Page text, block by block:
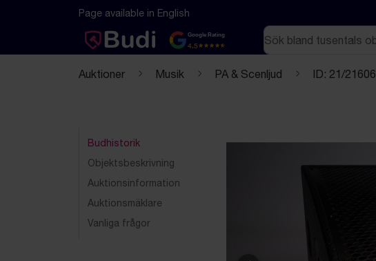
Hoppa till innehåll
Textbaserad (markdown) version av denna sida
Page available in English
Google Rating
4.5
Sök
Auktioner Musik PA & Scenljud ID: 21/21606
Budhistorik
Objektsbeskrivning
Auktionsinformation
Auktionsmäklare
Vanliga frågor